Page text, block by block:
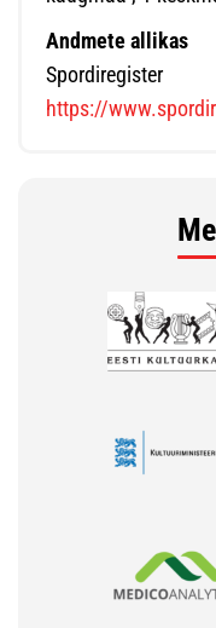
Andmete allikas
Spordiregister
https://